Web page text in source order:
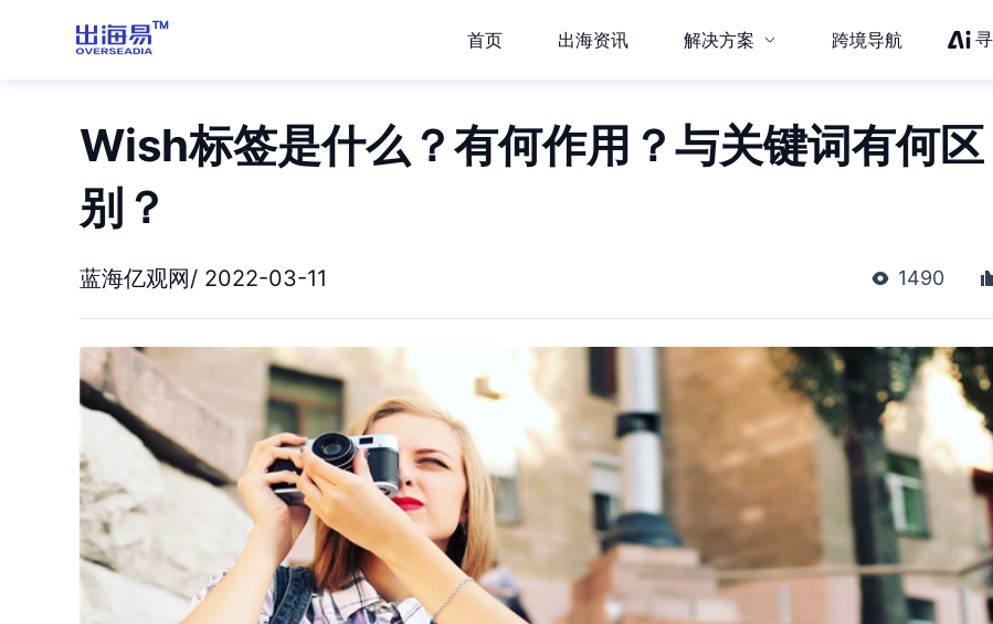
首页 出海资讯 解决方案 跨境导航
Wish标签是什么？有何作用？与关键词有何区
别？
蓝海亿观网/ 2022-03-11 1490